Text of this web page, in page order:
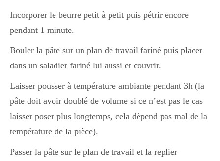
Incorporer le beurre petit à petit puis pétrir encore
pendant 1 minute.
Bouler la pâte sur un plan de travail fariné puis placer
dans un saladier fariné lui aussi et couvrir.
Laisser pousser à température ambiante pendant 3h (la
pâte doit avoir doublé de volume si ce n’est pas le cas
laisser poser plus longtemps, cela dépend pas mal de la
température de la pièce).
Passer la pâte sur le plan de travail et la replier